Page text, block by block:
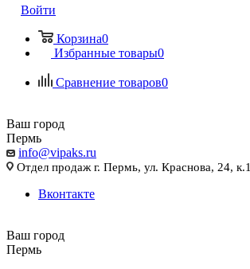
Войти
Корзина0
Избранные товары0
Сравнение товаров0
Ваш город
Пермь
info@vipaks.ru
Отдел продаж г. Пермь, ул. Краснова, 24, к.1
Вконтакте
Ваш город
Пермь